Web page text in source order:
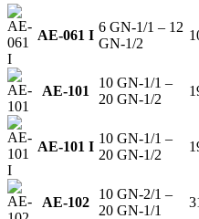
AE-061 I
6 GN-1/1 – 12
GN-1/2
AE-101
10 GN-1/1 –
20 GN-1/2
AE-101 I
10 GN-1/1 –
20 GN-1/2
AE-102
10 GN-2/1 –
20 GN-1/1